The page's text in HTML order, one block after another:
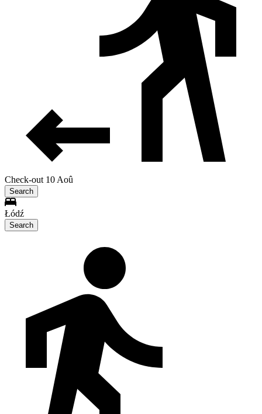
Check-out 10 Aoû
Search
Łódź
Search